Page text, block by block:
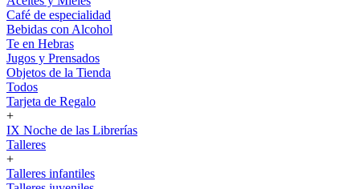
Café de especialidad
Bebidas con Alcohol
Te en Hebras
Jugos y Prensados
Objetos de la Tienda
Todos
Tarjeta de Regalo
+
IX Noche de las Librerías
Talleres
+
Talleres infantiles